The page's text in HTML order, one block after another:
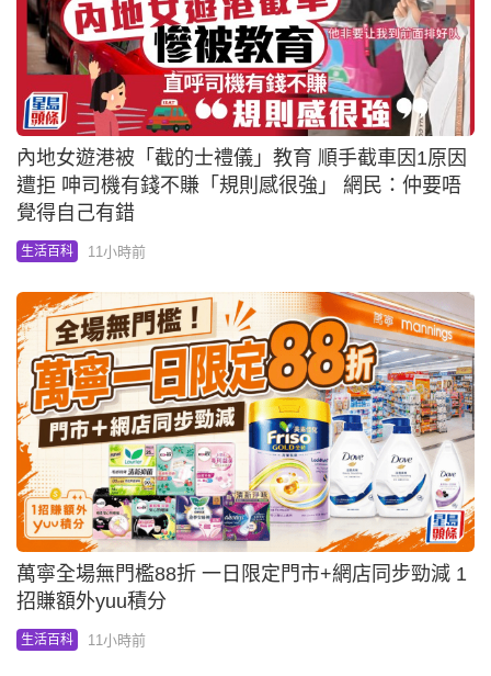
內地女遊港被「截的士禮儀」教育 順手截車因1原因
遭拒 呻司機有錢不賺「規則感很強」 網民：仲要唔
覺得自己有錯
生活百科 11小時前
萬寧全場無門檻88折 一日限定門市+網店同步勁減 1
招賺額外yuu積分
生活百科 11小時前